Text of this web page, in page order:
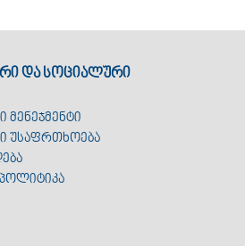
და სოციალური
უსაფრთხოება